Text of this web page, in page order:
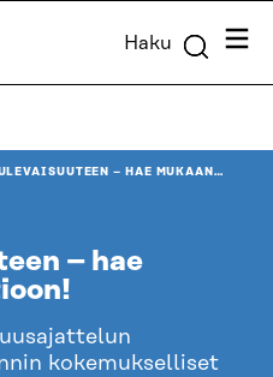
Haku
– HAE MUKAAN…
– hae
kokemukselliset